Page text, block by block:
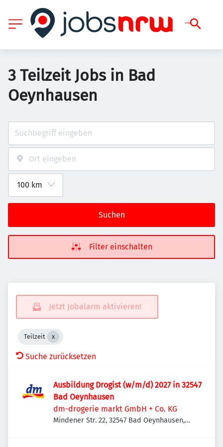
3 Teilzeit Jobs in Bad
Oeynhausen
Suchen
Filter einschalten
Jetzt Jobalarm aktivieren!
Teilzeit
Suche zurücksetzen
Ausbildung Drogist (w/m/d) 2027 in 32547
Bad Oeynhausen
dm-drogerie markt GmbH + Co. KG
Mindener Str. 22, 32547 Bad Oeynhausen,